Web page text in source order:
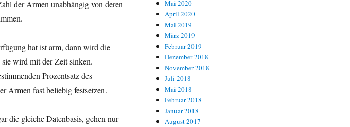
der Armen unabhängig von deren
hat ist arm, dann wird die
wird mit der Zeit sinken.
Prozentsatz des
Armen fast beliebig festsetzen.
die gleiche Datenbasis, gehen nur
Mai 2020
April 2020
Mai 2019
März 2019
Februar 2019
Dezember 2018
November 2018
Juli 2018
Mai 2018
Februar 2018
Januar 2018
August 2017